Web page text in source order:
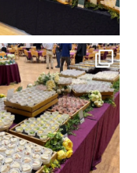
京都港区でのケータリング
例をご紹介します✨
...
6 0